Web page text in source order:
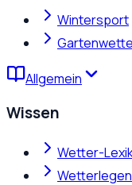
Wintersport
Allgemein
Wissen
Wetter-